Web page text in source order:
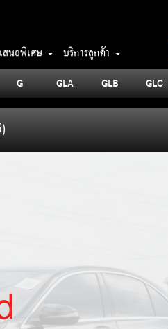
สนอพิเศษ
บริการลูกค้า
G GLA GLB GLC